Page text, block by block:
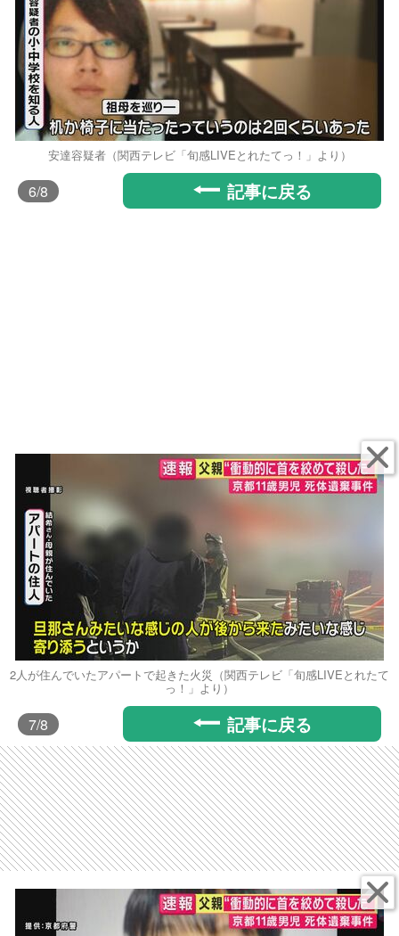
安達容疑者（関西テレビ「旬感LIVEとれたてっ！」より）
6/8 記事に戻る
2人が住んでいたアパートで起きた火災（関西テレビ「旬感LIVEとれたて
っ！」より）
7/8 記事に戻る